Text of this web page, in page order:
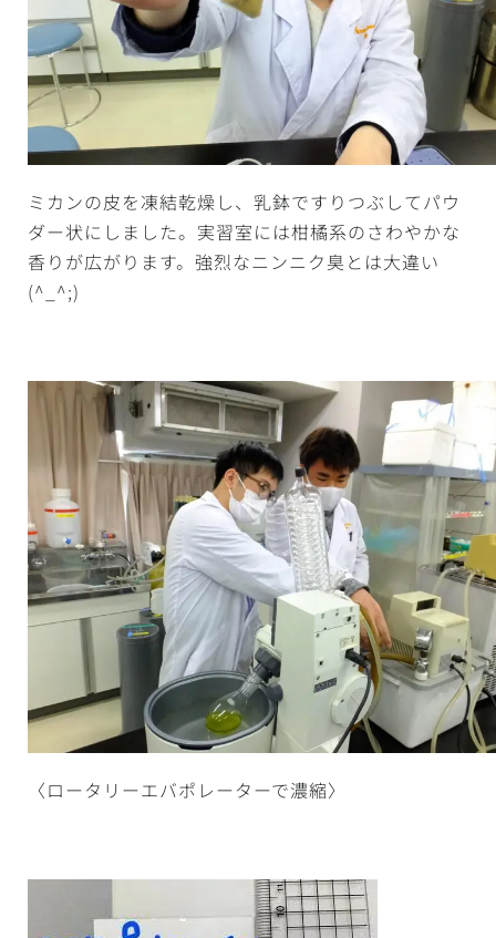
ミカンの皮を凍結乾燥し、乳鉢ですりつぶしてパウ
ダー状にしました。実習室には柑橘系のさわやかな
香りが広がります。強烈なニンニク臭とは大違い
(^_^;)
〈ロータリーエバポレーターで濃縮〉